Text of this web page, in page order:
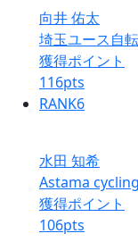
向井 佑太
埼玉ユース自
獲得ポイント
116pts
RANK6
水田 知希
Astama
獲得ポイント
106pts